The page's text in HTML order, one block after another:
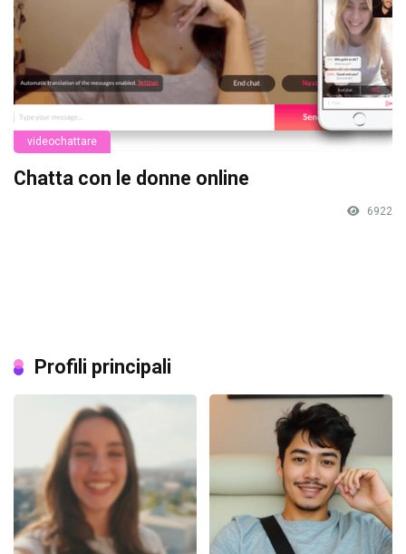
videochattare
Chatta con le donne online
6922
Profili principali